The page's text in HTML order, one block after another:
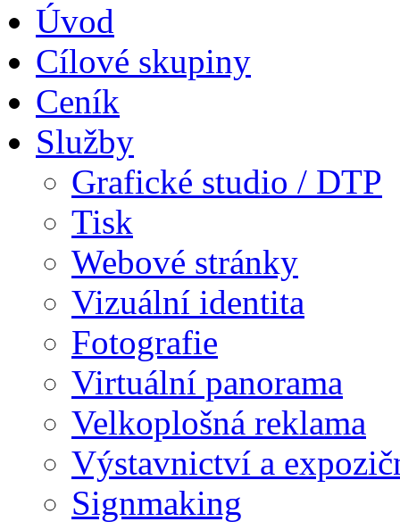
Úvod
Cílové skupiny
Ceník
Služby
Grafické studio / DTP
Tisk
Webové stránky
Vizuální identita
Fotografie
Virtuální panorama
Velkoplošná reklama
Výstavnictví a
Signmaking